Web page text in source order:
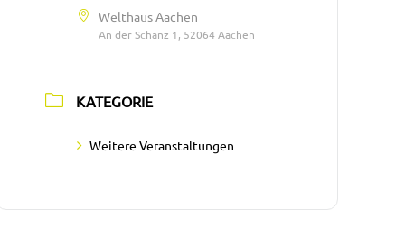
Welthaus Aachen
An der Schanz 1, 52064 Aachen
KATEGORIE
Weitere Veranstaltungen